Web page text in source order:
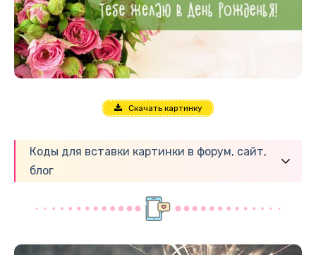
Скачать картинку
Коды для вставки картинки в форум, сайт,
блог